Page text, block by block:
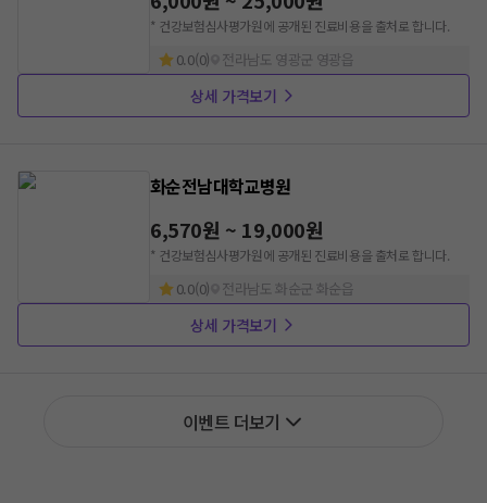
* 건강보험심사평가원에 공개된 진료비용을 출처로 합니다.
0.0(0) 전라남도 영광군 영광읍
상세 가격보기
화순전남대학교병원
6,570원 ~ 19,000원
* 건강보험심사평가원에 공개된 진료비용을 출처로 합니다.
0.0(0) 전라남도 화순군 화순읍
상세 가격보기
이벤트 더보기